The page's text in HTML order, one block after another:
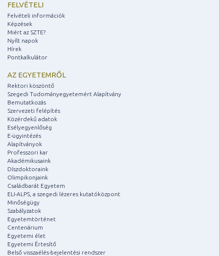
FELVÉTELI
Felvételi információk
Képzések
Miért az SZTE?
Nyílt napok
Hírek
Pontkalkulátor
AZ EGYETEMRŐL
Rektori köszöntő
Szegedi Tudományegyetemért Alapítvány
Bemutatkozás
Szervezeti felépítés
Közérdekű adatok
Esélyegyenlőség
E-ügyintézés
Alapítványok
Professzori kar
Akadémikusaink
Díszdoktoraink
Olimpikonjaink
Családbarát Egyetem
ELI-ALPS, a szegedi lézeres kutatóközpont
Minőségügy
Szabályzatok
Egyetemtörténet
Centenárium
Egyetemi élet
Egyetemi Értesítő
Belső visszaélés-bejelentési rendszer